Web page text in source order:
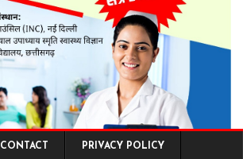
CONTACT PRIVACY POLICY